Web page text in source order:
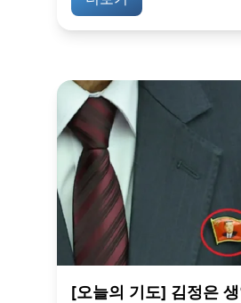
[오늘의 기도] 김정은